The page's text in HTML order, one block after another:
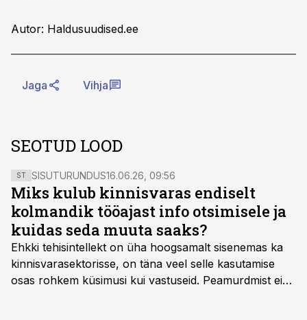
Autor: Haldusuudised.ee
Jaga Vihja
SEOTUD LOOD
ST SISUTURUNDUS16.06.26, 09:56
Miks kulub kinnisvaras endiselt
kolmandik tööajast info otsimisele ja
kuidas seda muuta saaks?
Ehkki tehisintellekt on üha hoogsamalt sisenemas ka
kinnisvarasektorisse, on täna veel selle kasutamise
osas rohkem küsimusi kui vastuseid. Peamurdmist ei